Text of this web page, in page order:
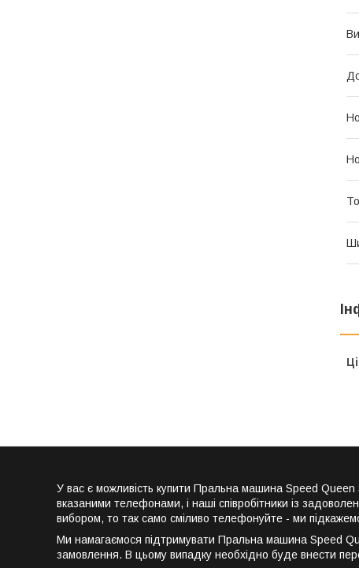
У вас є можливість купити Пральна машина Speed
вказаними телефонами, і наші співробітники із
вибором, то так само сміливо телефонуйте - ми
Ми намагаємося підтримувати Пральна машина Speed
замовлення. В цьому випадку необхідно буде внести